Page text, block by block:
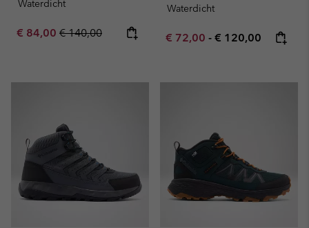
Waterdicht
Sale price:
€ 84,00 Regular price:
€ 140,00
Waterdicht
Minimum sale price:
€ 72,00 - Maximum price:
€ 120,00